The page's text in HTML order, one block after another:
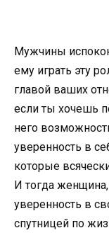
Мужчины
ему играть эту
главой ваших
если ты хочешь
него
уверенность в
которые
И тогда
уверенность в
спутницей по